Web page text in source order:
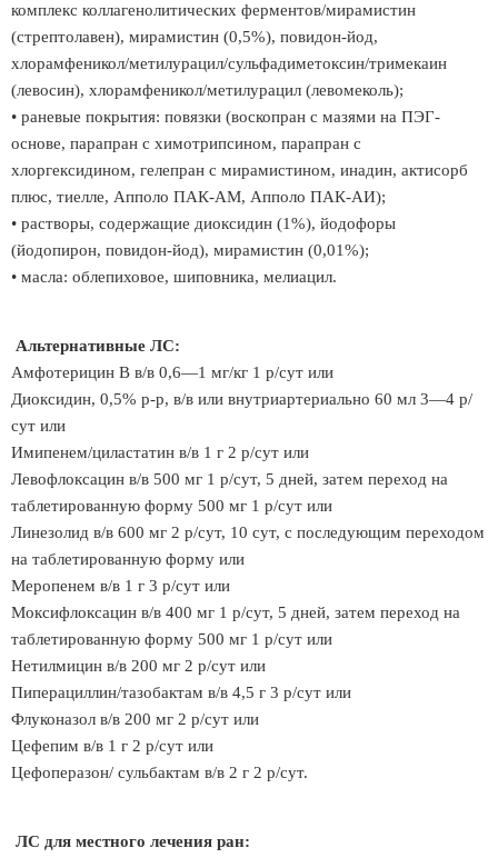
комплекс коллагенолитических ферментов/мирамистин
(стрептолавен), мирамистин (0,5%), повидон-йод,
хлорамфеникол/метилурацил/сульфадиметоксин/тримекаин
(левосин), хлорамфеникол/метилурацил (левомеколь);
• раневые покрытия: повязки (воскопран с мазями на ПЭГ-
основе, парапран с химотрипсином, парапран с
хлоргексидином, гелепран с мирамистином, инадин, актисорб
плюс, тиелле, Апполо ПАК-АМ, Апполо ПАК-АИ);
• растворы, содержащие диоксидин (1%), йодофоры
(йодопирон, повидон-йод), мирамистин (0,01%);
• масла: облепиховое, шиповника, мелиацил.
Альтернативные ЛС:
Амфотерицин В в/в 0,6—1 мг/кг 1 р/сут или
Диоксидин, 0,5% р-р, в/в или внутриартериально 60 мл 3—4 р/
сут или
Имипенем/циластатин в/в 1 г 2 р/сут или
Левофлоксацин в/в 500 мг 1 р/сут, 5 дней, затем переход на
таблетированную форму 500 мг 1 р/сут или
Линезолид в/в 600 мг 2 р/сут, 10 сут, с последующим переходом
на таблетированную форму или
Меропенем в/в 1 г 3 р/сут или
Моксифлоксацин в/в 400 мг 1 р/сут, 5 дней, затем переход на
таблетированную форму 500 мг 1 р/сут или
Нетилмицин в/в 200 мг 2 р/сут или
Пиперациллин/тазобактам в/в 4,5 г 3 р/сут или
Флуконазол в/в 200 мг 2 р/сут или
Цефепим в/в 1 г 2 р/сут или
Цефоперазон/ сульбактам в/в 2 г 2 р/сут.
ЛС для местного лечения ран: